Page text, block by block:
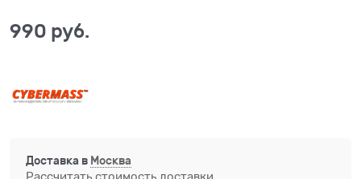
990 руб.
Доставка в Москва